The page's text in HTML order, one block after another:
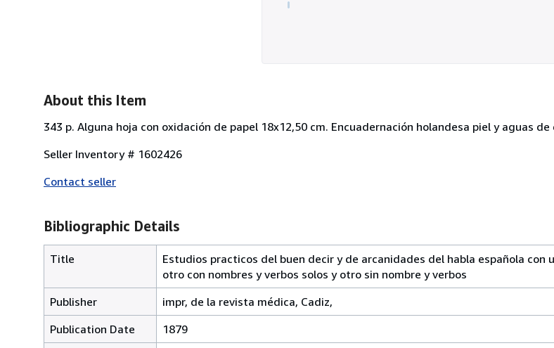
About this Item
343 p. Alguna hoja con oxidación de papel 18x12,50 cm. Encuadernación holandesa piel y aguas de
Seller Inventory # 1602426
Contact seller
Bibliographic Details
Title
Estudios practicos del buen decir y de arcanidades del habla española con
otro con nombres y verbos solos y otro sin nombre y verbos
Publisher
impr, de la revista médica, Cadiz,
Publication Date
1879